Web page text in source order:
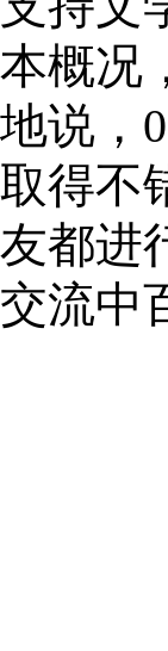
本概况
地说，
取得不
友都进
交流中